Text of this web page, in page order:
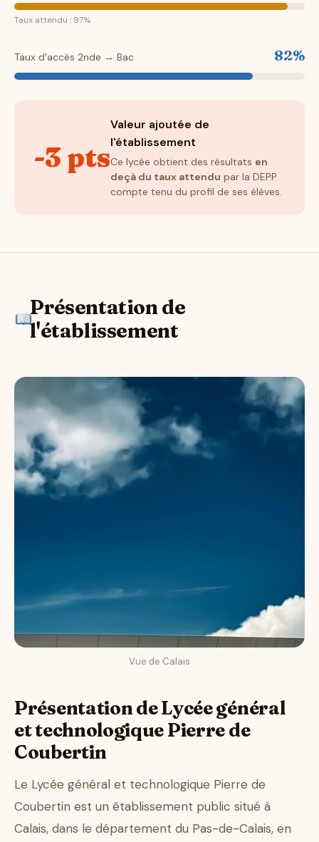
Taux attendu : 97%
Taux d'accès 2nde → Bac 82%
-3 pts
Valeur ajoutée de
l'établissement
Ce lycée obtient des résultats en
deçà du taux attendu par la DEPP
compte tenu du profil de ses élèves.
Présentation de
l'établissement
Vue de Calais
Présentation de Lycée général
et technologique Pierre de
Coubertin
Le Lycée général et technologique Pierre de
Coubertin est un établissement public situé à
Calais, dans le département du Pas-de-Calais, en